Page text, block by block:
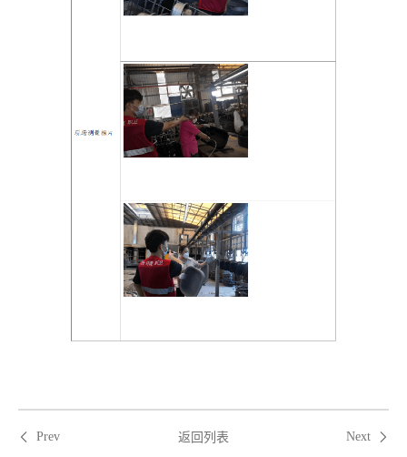
Prev 返回列表 Next